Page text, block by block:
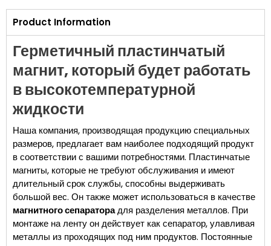
Product Information
Герметичный пластинчатый
магнит, который будет работать
в высокотемпературной
жидкости
Наша компания, производящая продукцию специальных
размеров, предлагает вам наиболее подходящий продукт
в соответствии с вашими потребностями. Пластинчатые
магниты, которые не требуют обслуживания и имеют
длительный срок службы, способны выдерживать
большой вес. Он также может использоваться в качестве
магнитного сепараторадля разделения металлов. При
монтаже на ленту он действует как сепаратор, улавливая
металлы из проходящих под ним продуктов. Постоянные